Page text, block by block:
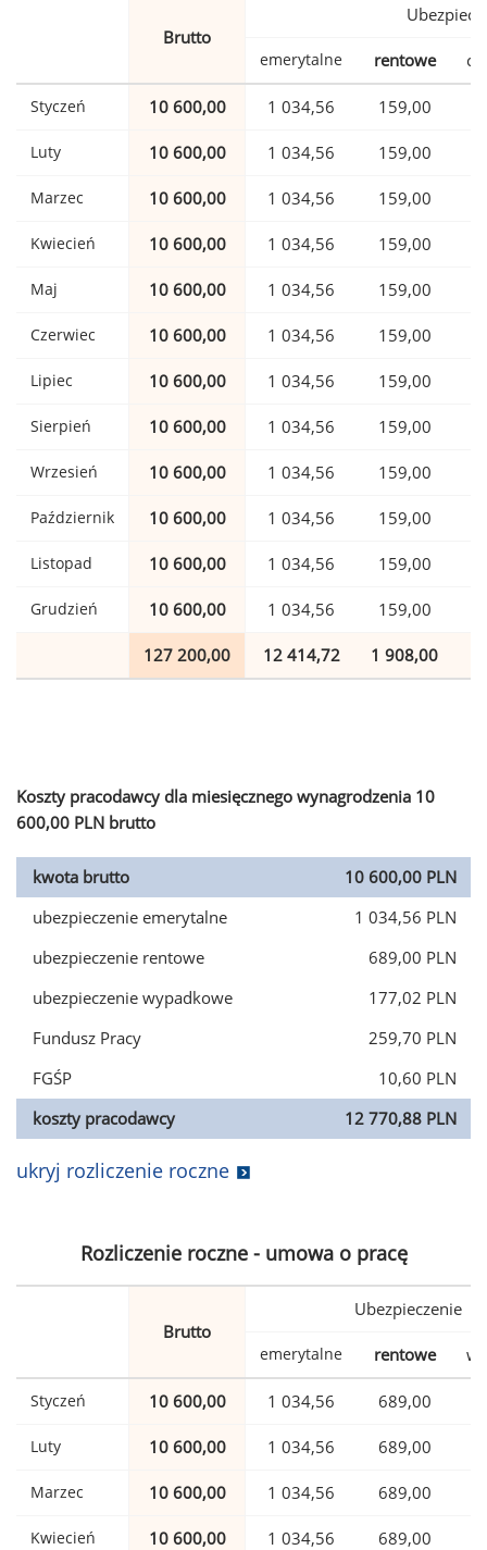
Brutto
emerytalne rentowe
Styczeń 10 600,00 1 034,56 159,00
Luty 10 600,00 1 034,56 159,00
Marzec 10 600,00 1 034,56 159,00
Kwiecień 10 600,00 1 034,56 159,00
Maj 10 600,00 1 034,56 159,00
Czerwiec 10 600,00 1 034,56 159,00
Lipiec 10 600,00 1 034,56 159,00
Sierpień 10 600,00 1 034,56 159,00
Wrzesień 10 600,00 1 034,56 159,00
Październik 10 600,00 1 034,56 159,00
Listopad 10 600,00 1 034,56 159,00
Grudzień 10 600,00 1 034,56 159,00
127 200,00 12 414,72 1 908,00
Koszty pracodawcy dla miesięcznego wynagrodzenia 10
600,00 PLN brutto
kwota brutto
10 600,00 PLN
ubezpieczenie emerytalne
1 034,56 PLN
ubezpieczenie rentowe
689,00 PLN
ubezpieczenie wypadkowe
177,02 PLN
Fundusz Pracy
259,70 PLN
FGŚP
10,60 PLN
koszty pracodawcy
12 770,88 PLN
ukryj rozliczenie roczne
Rozliczenie roczne - umowa o pracę
Brutto
Ubezpieczenie
emerytalne rentowe
Styczeń 10 600,00 1 034,56 689,00
Luty 10 600,00 1 034,56 689,00
Marzec 10 600,00 1 034,56 689,00
Kwiecień 10 600,00 1 034,56 689,00